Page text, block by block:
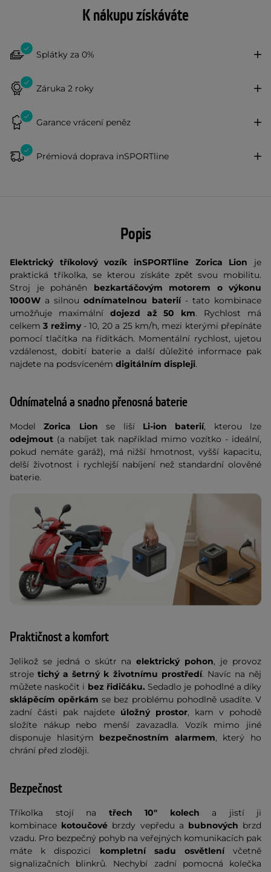
K nákupu získáváte
Splátky za 0%
Záruka 2 roky
Garance vrácení peněz
Prémiová doprava inSPORTline
Popis
Elektrický tříkolový vozík inSPORTline Zorica Lion je
praktická tříkolka, se kterou získáte zpět svou mobilitu.
Stroj je poháněn bezkartáčovým motorem o výkonu
1000W a silnou odnímatelnou baterií - tato kombinace
umožňuje maximální dojezd až 50 km. Rychlost má
celkem3 režimy - 10, 20 a 25 km/h, mezi kterými přepínáte
pomocí tlačítka na řídítkách. Momentální rychlost, ujetou
vzdálenost, dobití baterie a další důležité informace pak
najdete na podsvíceném digitálním displeji.
Odnímatelná a snadno přenosná baterie
ModelZorica Lionse liší Li-ion baterií, kterou lze
odejmout (a nabíjet tak například mimo vozítko - ideální,
pokud nemáte garáž), má nižší hmotnost, vyšší kapacitu,
delší životnost i rychlejší nabíjení než standardní olověné
baterie.
Praktičnost a komfort
Jelikož se jedná o skútr naelektrický pohon, je provoz
strojetichý a šetrný k životnímu prostředí. Navíc na něj
můžete naskočit i bez řidičáku. Sedadlo je pohodlné a díky
sklápěcím opěrkám se bez problému pohodlně usadíte. V
zadní části pak najdete úložný prostor, kam v pohodě
složíte nákup nebo menší zavazadla. Vozík mimo jiné
disponuje hlasitým bezpečnostním alarmem, který ho
chrání před zloději.
Bezpečnost
Tříkolka stojí na třech 10" kolech a jistí ji
kombinace kotoučové brzdy vepředu a bubnových brzd
vzadu. Pro bezpečný pohyb na veřejných komunikacích pak
máte k dispozici kompletní sadu osvětlení včetně
signalizačních blinkrů. Nechybí zadní pomocná kolečka